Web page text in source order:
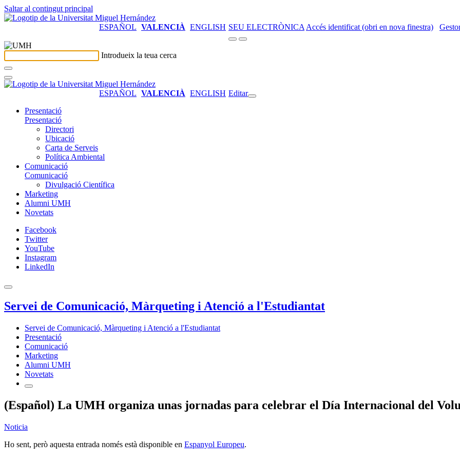
Saltar al contingut principal
ESPAÑOL VALENCIÀ ENGLISH SEU ELECTRÒNICA Accés identificat (obri en nova finestra)
Introdueix la teua cerca
ESPAÑOL VALENCIÀ ENGLISH Editar
Presentació
Presentació
Directori
Ubicació
Carta de Serveis
Política Ambiental
Comunicació
Comunicació
Divulgació Científica
Marketing
Alumni UMH
Novetats
Facebook
Twitter
YouTube
Instagram
LinkedIn
Servei de Comunicació, Màrqueting i Atenció a l'Estudiantat
Servei de Comunicació, Màrqueting i Atenció a l'Estudiantat
Presentació
Comunicació
Marketing
Alumni UMH
Novetats
(Español) La UMH organiza unas jornadas para celebrar el Día Internacional del
Noticia
Ho sent, però aquesta entrada només està disponible en Espanyol Europeu.